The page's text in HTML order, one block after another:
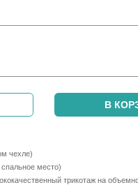
В
чехле)
место)
трикотаж на